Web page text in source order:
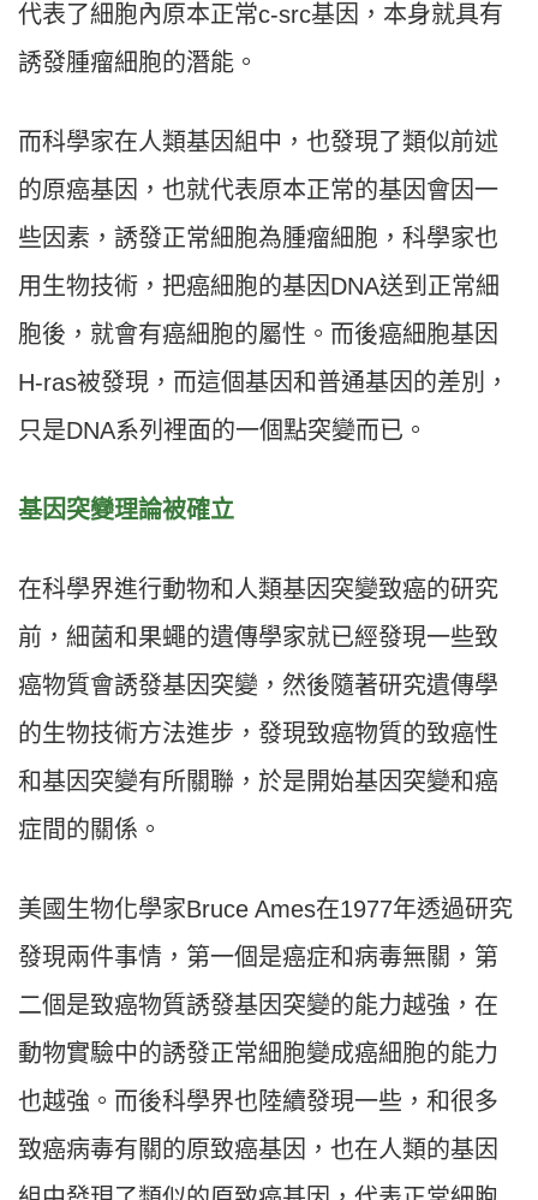
代表了細胞內原本正常c-src基因，本身就具有
誘發腫瘤細胞的潛能。
而科學家在人類基因組中，也發現了類似前述
的原癌基因，也就代表原本正常的基因會因一
些因素，誘發正常細胞為腫瘤細胞，科學家也
用生物技術，把癌細胞的基因DNA送到正常細
胞後，就會有癌細胞的屬性。而後癌細胞基因
H-ras被發現，而這個基因和普通基因的差別，
只是DNA系列裡面的一個點突變而已。
基因突變理論被確立
在科學界進行動物和人類基因突變致癌的研究
前，細菌和果蠅的遺傳學家就已經發現一些致
癌物質會誘發基因突變，然後隨著研究遺傳學
的生物技術方法進步，發現致癌物質的致癌性
和基因突變有所關聯，於是開始基因突變和癌
症間的關係。
美國生物化學家Bruce Ames在1977年透過研究
發現兩件事情，第一個是癌症和病毒無關，第
二個是致癌物質誘發基因突變的能力越強，在
動物實驗中的誘發正常細胞變成癌細胞的能力
也越強。而後科學界也陸續發現一些，和很多
致癌病毒有關的原致癌基因，也在人類的基因